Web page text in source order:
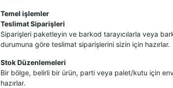
Temel işlemler
Teslimat Siparişleri
Siparişleri paketleyin ve barkod tarayıcılarla veya
durumuna göre teslimat siparişlerini sizin için hazırlar.
Stok Düzenlemeleri
Bir bölge, belirli bir ürün, parti veya palet/kutu için
hazırlar.